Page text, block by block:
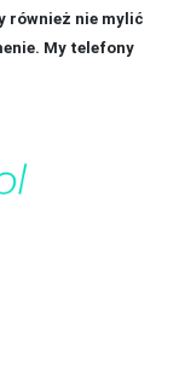
również nie mylić
My telefony